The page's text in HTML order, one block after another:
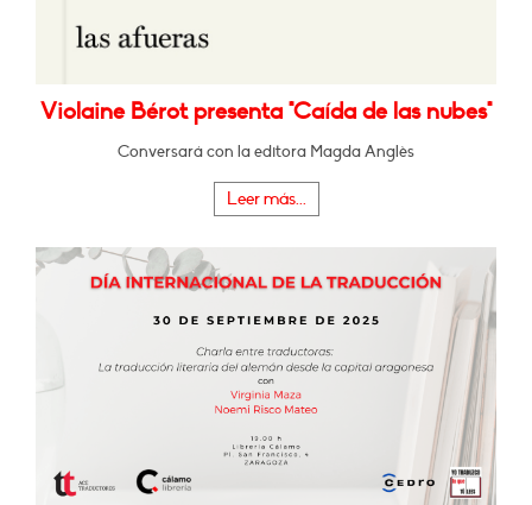
Violaine Bérot presenta "Caída de las nubes"
Conversará con la editora Magda Anglès
Leer más...